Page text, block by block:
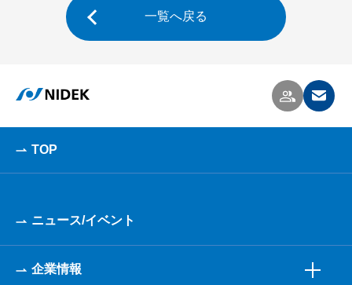
一覧へ戻る
TOP
ニュース/イベント
企業情報